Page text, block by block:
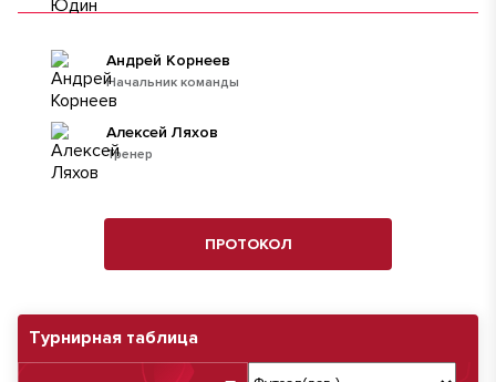
Турнирная таблица
Начальник команды
Андрей Корнеев
Тренер
Алексей Ляхов
ПРОТОКОЛ